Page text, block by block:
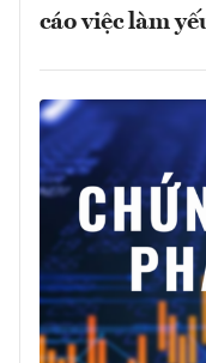
cáo việc làm